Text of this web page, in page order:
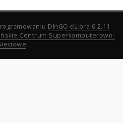
DInGO dLibra 6.2.11
Centrum Superkomputerowo-